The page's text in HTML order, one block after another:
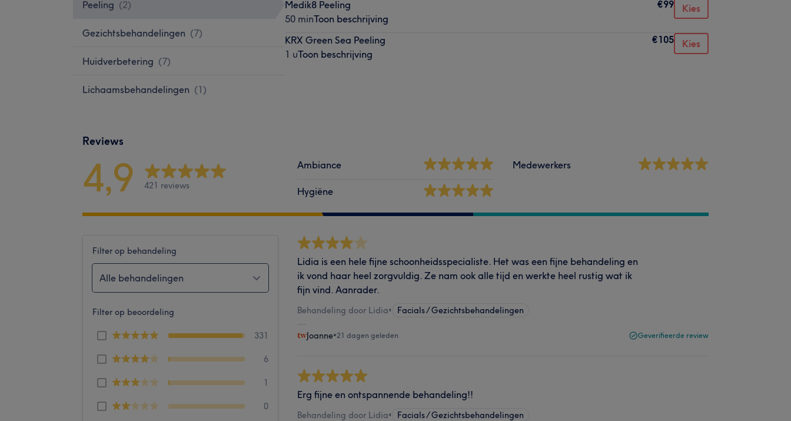
Peeling (2)
Gezichtsbehandelingen (7)
Huidverbetering (7)
Lichaamsbehandelingen (1)
Medik8 Peeling
50 minToon beschrijving
€99 Kies
KRX Green Sea Peeling
1 uToon beschrijving
€105 Kies
Reviews
4,9 421 reviews
Ambiance
Hygiëne
Medewerkers
Filter op behandeling
Alle behandelingen
Filter op beoordeling
331
6
1
0
Lidia is een hele fijne schoonheidsspecialiste. Het was een fijne behandeling en
ik vond haar heel zorgvuldig. Ze nam ook alle tijd en werkte heel rustig wat ik
fijn vind. Aanrader.
Behandeling door Lidia• Facials / Gezichtsbehandelingen
Joanne•21 dagen geleden Geverifieerde review
Erg fijne en ontspannende behandeling!!
Behandeling door Lidia• Facials / Gezichtsbehandelingen